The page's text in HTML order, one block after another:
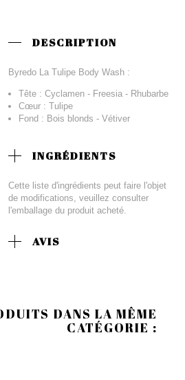
DESCRIPTION
Byredo La Tulipe Body Wash :
Tête : Cyclamen - Freesia - Rhubarbe
Cœur : Tulipe
Fond : Bois blonds - Vétiver
INGRÉDIENTS
Cette liste d'ingrédients peut faire l'objet
de modifications, veuillez consulter
l'emballage du produit acheté.
AVIS
DANS LA MÊME
CATÉGORIE :